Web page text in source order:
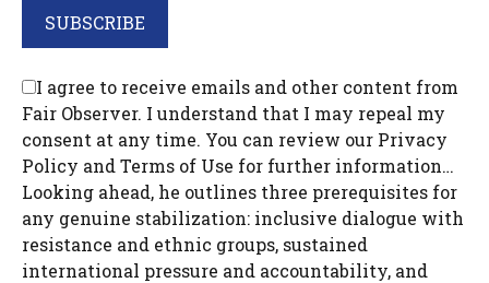
I agree to receive emails and other content from
Fair Observer. I understand that I may repeal my
consent at any time. You can review our Privacy
Policy and Terms of Use for further information…
Looking ahead, he outlines three prerequisites for
any genuine stabilization: inclusive dialogue with
resistance and ethnic groups, sustained
international pressure and accountability, and